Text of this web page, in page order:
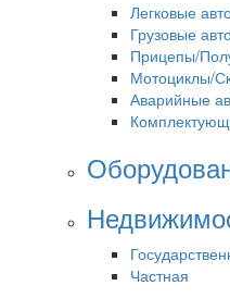
Легковые
Грузовые
Прицепы/
Мотоциклы/
Аварийные
Частная